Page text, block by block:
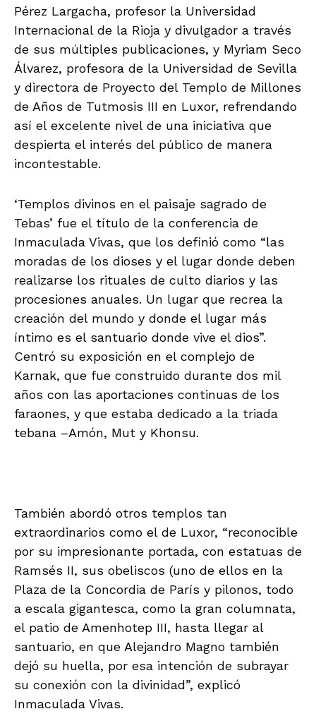
Pérez Largacha, profesor la Universidad
Internacional de la Rioja y divulgador a través
de sus múltiples publicaciones, y Myriam Seco
Álvarez, profesora de la Universidad de Sevilla
y directora de Proyecto del Templo de Millones
de Años de Tutmosis III en Luxor, refrendando
así el excelente nivel de una iniciativa que
despierta el interés del público de manera
incontestable.
‘Templos divinos en el paisaje sagrado de
Tebas’ fue el título de la conferencia de
Inmaculada Vivas, que los definió como “las
moradas de los dioses y el lugar donde deben
realizarse los rituales de culto diarios y las
procesiones anuales. Un lugar que recrea la
creación del mundo y donde el lugar más
íntimo es el santuario donde vive el dios”.
Centró su exposición en el complejo de
Karnak, que fue construido durante dos mil
años con las aportaciones continuas de los
faraones, y que estaba dedicado a la triada
tebana –Amón, Mut y Khonsu.
También abordó otros templos tan
extraordinarios como el de Luxor, “reconocible
por su impresionante portada, con estatuas de
Ramsés II, sus obeliscos (uno de ellos en la
Plaza de la Concordia de París y pilonos, todo
a escala gigantesca, como la gran columnata,
el patio de Amenhotep III, hasta llegar al
santuario, en que Alejandro Magno también
dejó su huella, por esa intención de subrayar
su conexión con la divinidad”, explicó
Inmaculada Vivas.